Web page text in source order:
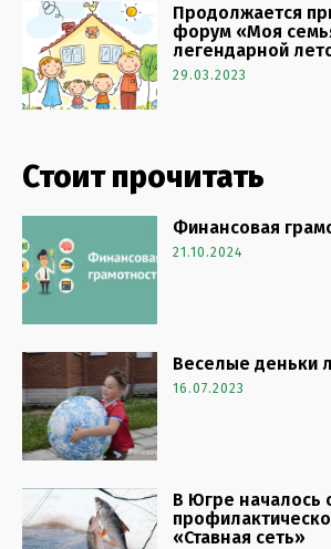
Продолжается
форум «Моя
легендарной
29.03.2023
Стоит прочитать
Финансовая
21.10.2024
Веселые деньки
16.07.2023
В Югре началось
«Ставная сеть»